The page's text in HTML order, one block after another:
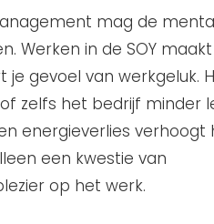
mag de
Werken in de SOY
gevoel van werkgeluk.
zelfs het bedrijf minder
energieverlies verhoogt
een kwestie van
op het werk.